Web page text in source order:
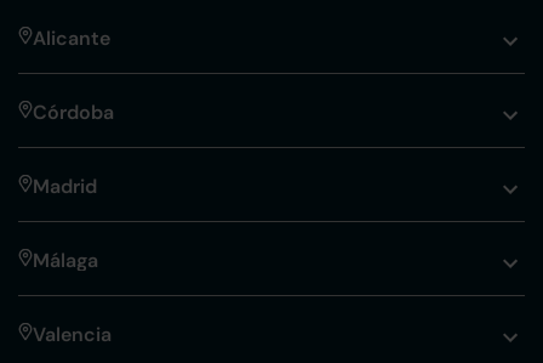
Alicante
Córdoba
Madrid
Málaga
Valencia